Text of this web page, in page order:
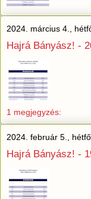
2024. március 4.,
Hajrá Bányász! -
1 megjegyzés:
2024. február 5., hétfő
Hajrá Bányász! -